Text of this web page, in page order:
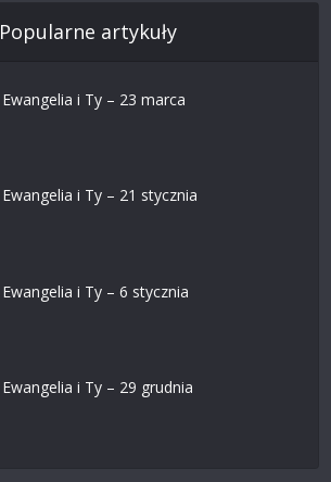
Popularne artykuły
Ewangelia i Ty – 23 marca
Ewangelia i Ty – 21 stycznia
Ewangelia i Ty – 6 stycznia
Ewangelia i Ty – 29 grudnia